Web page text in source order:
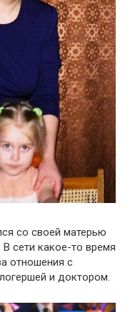
со своей матерью
сети какое-то время
отношения с
и доктором.